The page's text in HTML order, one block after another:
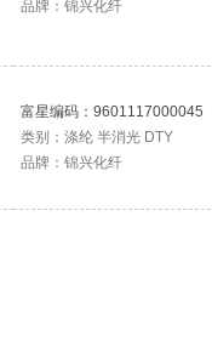
品牌： 锦兴化纤
富星编码： 9601117000045
类别： 涤纶 半消光 DTY
品牌： 锦兴化纤